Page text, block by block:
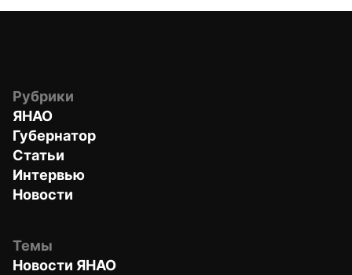
Рубрики
ЯНАО
Губернатор
Статьи
Интервью
Новости
Темы
Новости ЯНАО